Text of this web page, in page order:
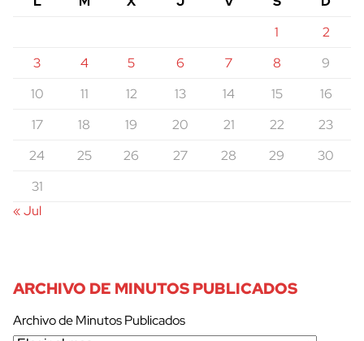
1
2
3
4 5 6 7 8
9
10
11 12 13 14 15
16
17
18 19 20 21 22
23
24
25 26 27 28 29
30
31
« Jul
ARCHIVO DE MINUTOS PUBLICADOS
Archivo de Minutos Publicados